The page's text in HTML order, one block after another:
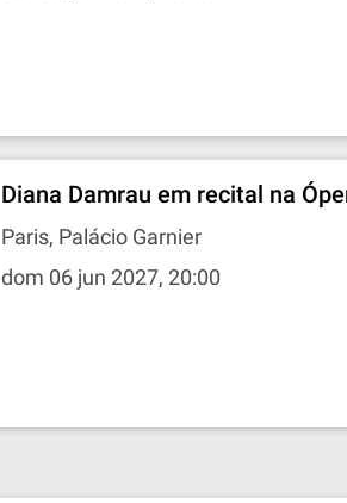
Diana Damrau em recital na
Paris, Palácio Garnier
dom 06 jun 2027, 20:00